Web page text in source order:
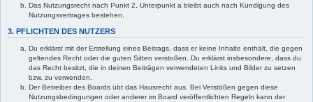
Das Nutzungsrecht nach Punkt 2, Unterpunkt a bleibt auch nach Kündigung des
Nutzungsvertrages bestehen.
3. PFLICHTEN DES NUTZERS
Du erklärst mit der Erstellung eines Beitrags, dass er keine Inhalte enthält, die gegen
geltendes Recht oder die guten Sitten verstoßen. Du erklärst insbesondere, dass du
das Recht besitzt, die in deinen Beiträgen verwendeten Links und Bilder zu setzen
bzw. zu verwenden.
Der Betreiber des Boards übt das Hausrecht aus. Bei Verstößen gegen diese
Nutzungsbedingungen oder anderer im Board veröffentlichten Regeln kann der